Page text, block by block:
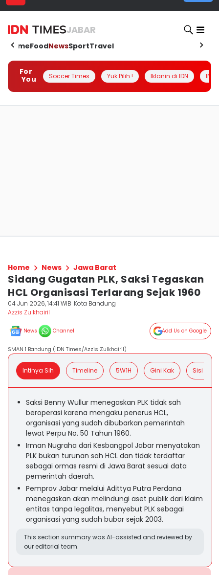
JABAR
HomeFoodNewsSportTravel
For
You
Soccer Times Yuk Pilih ! Iklanin di IDN
Home News Jawa Barat
Sidang Gugatan PLK, Saksi Tegaskan
HCL Organisasi Terlarang Sejak 1960
04 Jun 2026, 14:41 WIB Kota Bandung
Azzis Zulkhairil
News Channel Add Us on Google
SMAN 1 Bandung (IDN Times/Azzis Zulkhairil)
Intinya Sih Timeline 5W1H Gini Kak Sisi
Saksi Benny Wullur menegaskan PLK tidak sah
beroperasi karena mengaku penerus HCL,
organisasi yang sudah dibubarkan pemerintah
lewat Perpu No. 50 Tahun 1960.
Irman Nugraha dari Kesbangpol Jabar menyatakan
PLK bukan turunan sah HCL dan tidak terdaftar
sebagai ormas resmi di Jawa Barat sesuai data
pemerintah daerah.
Pemprov Jabar melalui Adittya Putra Perdana
menegaskan akan melindungi aset publik dari klaim
entitas tanpa legalitas, menyebut PLK sebagai
organisasi yang sudah bubar sejak 2003.
This section summary was AI-assisted and reviewed by
our editorial team.